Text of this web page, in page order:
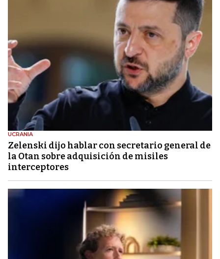
UCRANIA
Zelenski dijo hablar con secretario general de
la Otan sobre adquisición de misiles
interceptores